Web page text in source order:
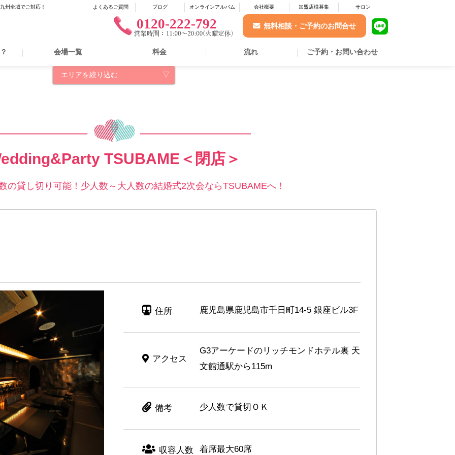
州全域でご対応！ よくあるご質問 ブログ オンラインアルバム 会社概要 加盟店様募集 サロン
0120-222-792 無料相談・ご予約のお問合せ
会場一覧 料金 流れ ご予約・お問い合わせ
エリアを絞り込む
TSUBAME＜閉店＞
の貸し切り可能！少人数～大人数の結婚式2次会ならTSUBAMEへ！
住所 鹿児島県鹿児島市千日町14-5 銀座ビル3F
アクセス
G3アーケードのリッチモンドホテル裏 天
文館通駅から115m
備考 少人数で貸切ＯＫ
収容人数 着席最大60席